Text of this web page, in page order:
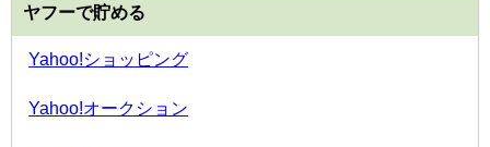
ヤフーで貯める
Yahoo!ショッピング
Yahoo!オークション